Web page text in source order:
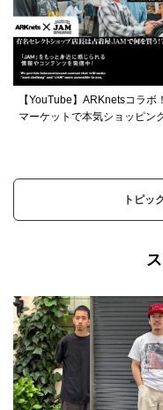
【YouTube】ARKnetsコラボ
マーケットで本気ショッピン
トピッ